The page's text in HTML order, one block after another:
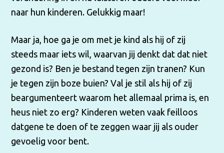
naar hun kinderen. Gelukkig maar!
Maar ja, hoe ga je om met je kind als hij of zij
steeds maar iets wil, waarvan jij denkt dat dat niet
gezond is? Ben je bestand tegen zijn tranen? Kun
je tegen zijn boze buien? Val je stil als hij of zij
beargumenteert waarom het allemaal prima is, en
heus niet zo erg? Kinderen weten vaak feilloos
datgene te doen of te zeggen waar jij als ouder
gevoelig voor bent.